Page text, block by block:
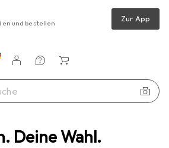
Deine Wahl.
und bestellen Zur App
Eurolite Flügelbegrenzer Theatre 2000 sw